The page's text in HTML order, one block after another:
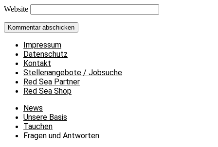
Website
Impressum
Datenschutz
Kontakt
Stellenangebote / Jobsuche
Red Sea Partner
Red Sea Shop
News
Unsere Basis
Tauchen
Fragen und Antworten